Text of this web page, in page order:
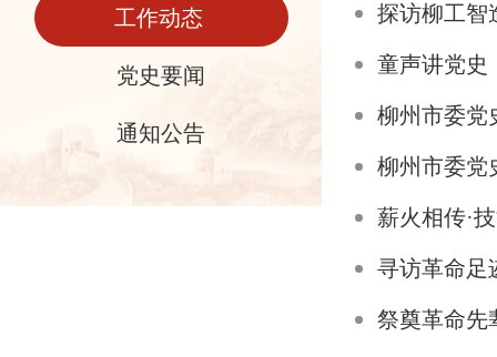
工作动态
党史要闻
通知公告
探访柳工
童声讲党
柳州市委党
柳州市委党
寻访革命足
祭奠革命